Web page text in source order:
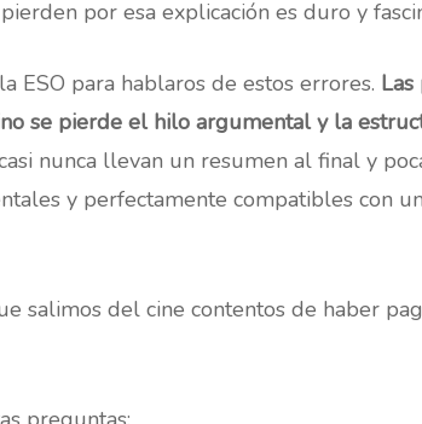
por esa explicación es duro y
ESO para hablaros de estos errores.
se pierde el hilo argumental y la
nunca llevan un resumen al final y
y perfectamente compatibles con
salimos del cine contentos de haber